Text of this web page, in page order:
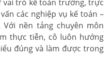
trò kế toán trưởng, trực
các nghiệp vụ kế toán –
nền tảng chuyên môn
thực tiễn, cô luôn hướng
đúng và làm được trong